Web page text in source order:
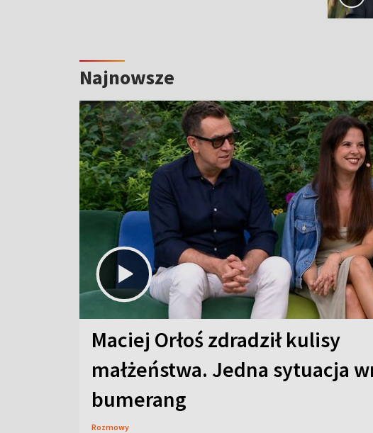
Najnowsze
Maciej Orłoś zdradził kulisy
małżeństwa. Jedna sytuacja
bumerang
Rozmowy